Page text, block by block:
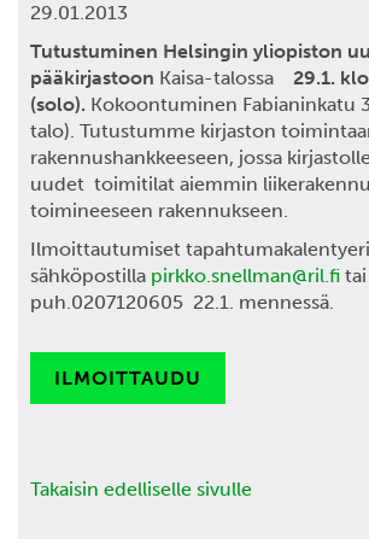
29.01.2013
Tutustuminen Helsingin yliopiston
pääkirjastoon Kaisa-talossa
29.1.
(solo). Kokoontuminen Fabianinkatu
talo). Tutustumme kirjaston
rakennushankkeeseen, jossa
uudet toimitilat aiemmin
toimineeseen rakennukseen.
Ilmoittautumiset
sähköpostilla pirkko.snellman@ril.fi tai
puh.0207120605 22.1. mennessä.
ILMOITTAUDU
Takaisin edelliselle sivulle